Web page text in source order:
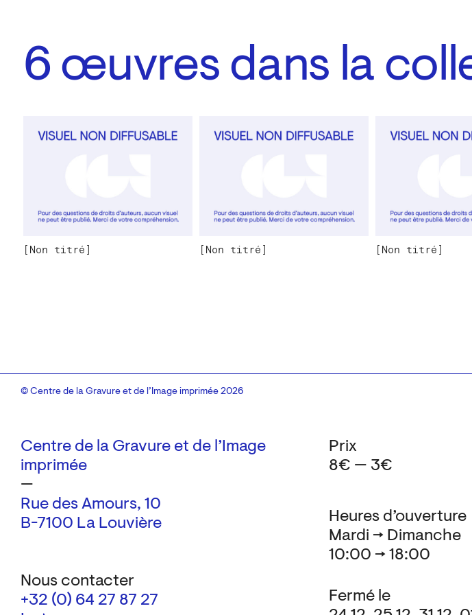
6 œuvres dans la
[Non titré] [Non titré] [Non titré]
Centre de la Gravure et de l’Image
imprimée
—
Rue des Amours, 10
B-7100 La Louvière
Nous contacter
+32 (0) 64 27 87 27
Heures d’ouverture
Mardi → Dimanche
10:00 → 18:00
Fermé le
Prix
8€ — 3€
© Centre de la Gravure et de l’Image imprimée 2026